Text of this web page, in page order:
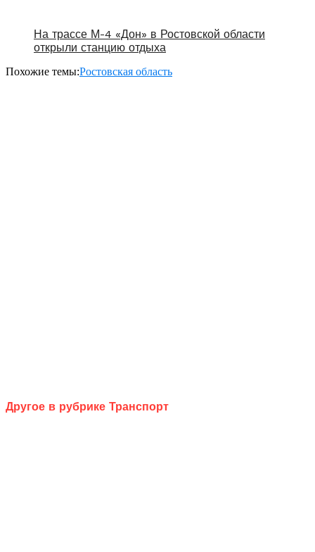
На трассе М-4 «Дон» в Ростовской области
открыли станцию отдыха
Похожие темы:Ростовская область
Другое в рубрике Транспорт